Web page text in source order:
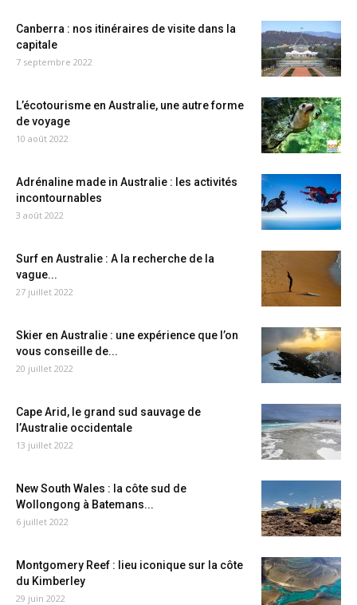
Canberra : nos itinéraires de visite dans la
capitale
7 septembre 2022
L’écotourisme en Australie, une autre forme
de voyage
10 août 2022
Adrénaline made in Australie : les activités
incontournables
3 août 2022
Surf en Australie : A la recherche de la
vague...
27 juillet 2022
Skier en Australie : une expérience que l’on
vous conseille de...
20 juillet 2022
Cape Arid, le grand sud sauvage de
l’Australie occidentale
13 juillet 2022
New South Wales : la côte sud de
Wollongong à Batemans...
6 juillet 2022
Montgomery Reef : lieu iconique sur la côte
du Kimberley
29 juin 2022